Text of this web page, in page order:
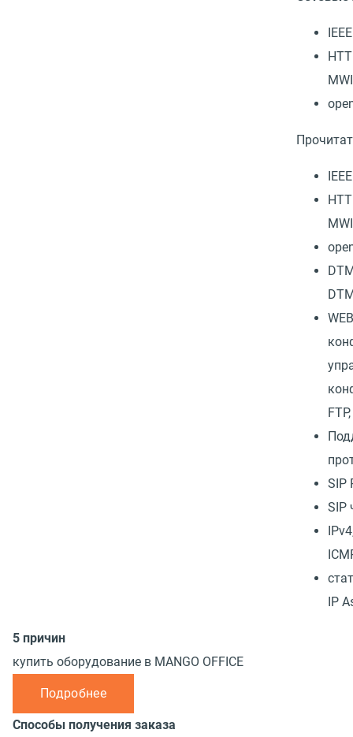
MWI
MWI
SIP
SIP
IP
5 причин
купить оборудование в MANGO OFFICE
Подробнее
Способы получения заказа